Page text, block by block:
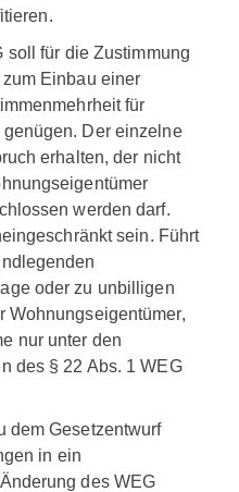
für die Zustimmung
Einbau einer
für
Der einzelne
erhalten, der nicht
werden darf.
sein. Führt
oder zu unbilligen
Wohnungseigentümer,
nur unter den
des § 22 Abs. 1 WEG
dem Gesetzentwurf
in ein
des WEG